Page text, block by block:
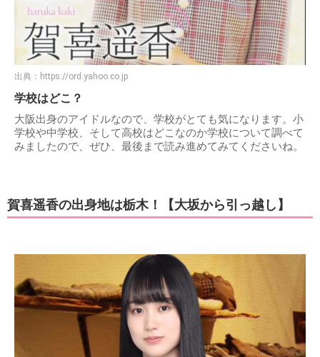
出典： https://ord.yahoo.co.jp
学校はどこ？
大阪出身のアイドルなので、学校がとても気になります。小
学校や中学校、そして高校はどこなのか学校について調べて
みましたので、ぜひ、最後まで読み進めてみてくださいね。
賀喜遥香の出身地は栃木！【大坂から引っ越し】